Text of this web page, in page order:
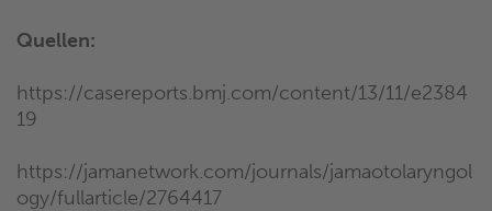
Quellen:
https://casereports.bmj.com/content/13/11/e2384
19
https://jamanetwork.com/journals/jamaotolaryngol
ogy/fullarticle/2764417